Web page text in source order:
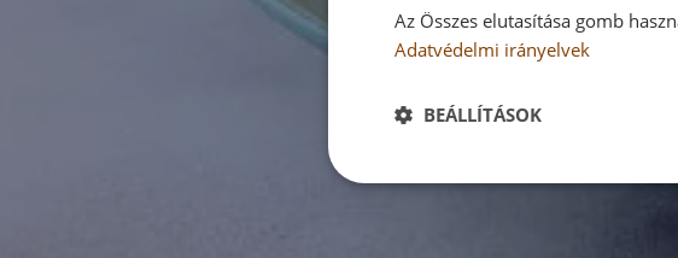
Az Összes elutasítása gomb
Adatvédelmi irányelvek
BEÁLLÍTÁSOK